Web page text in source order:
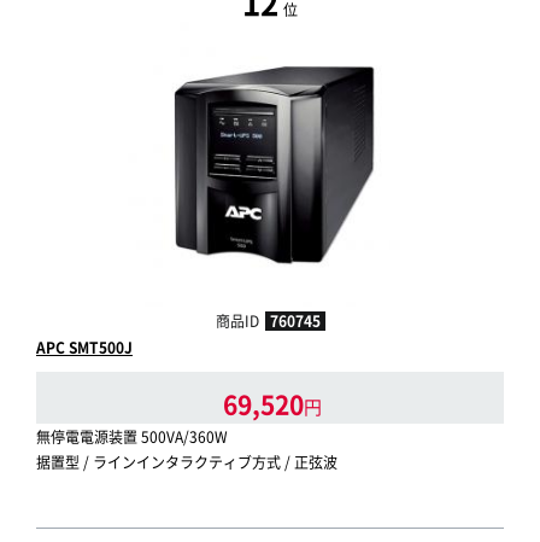
位
商品ID 760745
APC SMT500J
69,520円
無停電電源装置 500VA/360W
据置型 / ラインインタラクティブ方式 / 正弦波